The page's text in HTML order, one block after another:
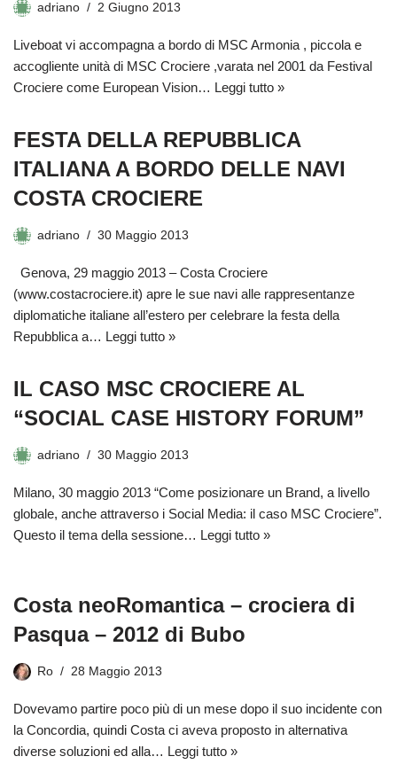
adriano 2 Giugno 2013
Liveboat vi accompagna a bordo di MSC Armonia , piccola e
accogliente unità di MSC Crociere ,varata nel 2001 da Festival
Crociere come European Vision… Leggi tutto »
FESTA DELLA REPUBBLICA
ITALIANA A BORDO DELLE NAVI
COSTA CROCIERE
adriano 30 Maggio 2013
Genova, 29 maggio 2013 – Costa Crociere
(www.costacrociere.it) apre le sue navi alle rappresentanze
diplomatiche italiane all’estero per celebrare la festa della
Repubblica a… Leggi tutto »
IL CASO MSC CROCIERE AL
“SOCIAL CASE HISTORY FORUM”
adriano 30 Maggio 2013
Milano, 30 maggio 2013 “Come posizionare un Brand, a livello
globale, anche attraverso i Social Media: il caso MSC Crociere”.
Questo il tema della sessione… Leggi tutto »
Costa neoRomantica – crociera di
Pasqua – 2012 di Bubo
Ro 28 Maggio 2013
Dovevamo partire poco più di un mese dopo il suo incidente con
la Concordia, quindi Costa ci aveva proposto in alternativa
diverse soluzioni ed alla… Leggi tutto »